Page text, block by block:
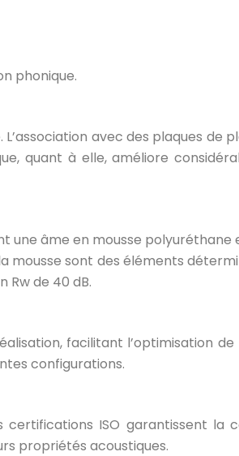
phonique.
avec des plaques de
quant à elle, améliore
une âme en mousse
mousse sont des éléments
Rw de 40 dB.
facilitant l’optimisation
configurations.
ISO garantissent la
propriétés acoustiques.